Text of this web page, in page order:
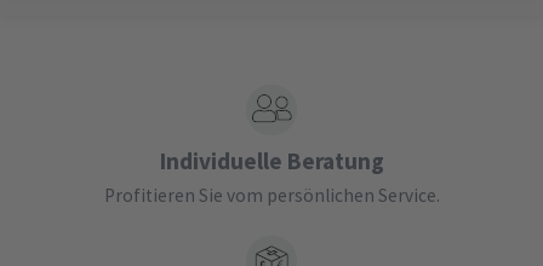
Individuelle Beratung
Profitieren Sie vom persönlichen Service.